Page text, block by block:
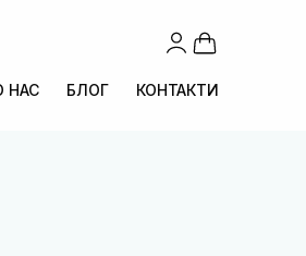
НАС БЛОГ КОНТАКТИ